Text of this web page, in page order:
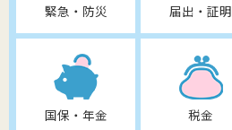
緊急・防災 届出・証明
国保・年金 税金